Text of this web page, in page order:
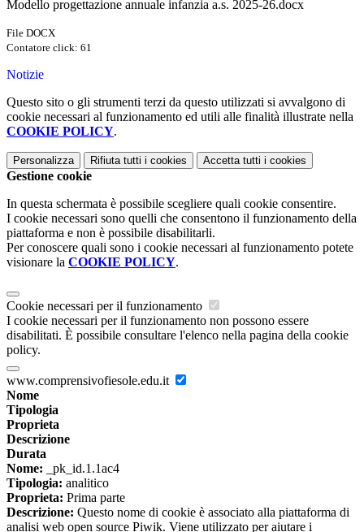
Modello progettazione annuale infanzia a.s. 2025-26.docx
File DOCX
Contatore click: 61
Notizie
Questo sito o gli strumenti terzi da questo utilizzati si avvalgono di
cookie necessari al funzionamento ed utili alle finalità illustrate nella
COOKIE POLICY.
Personalizza Rifiuta tutti i cookies Accetta tutti i cookies
Gestione cookie
In questa schermata è possibile scegliere quali cookie consentire.
I cookie necessari sono quelli che consentono il funzionamento della
piattaforma e non è possibile disabilitarli.
Per conoscere quali sono i cookie necessari al funzionamento potete
visionare la COOKIE POLICY.
Cookie necessari per il funzionamento
I cookie necessari per il funzionamento non possono essere
disabilitati. È possibile consultare l'elenco nella pagina della cookie
policy.
www.comprensivofiesole.edu.it
Nome
Tipologia
Proprieta
Descrizione
Durata
Nome: _pk_id.1.1ac4
Tipologia: analitico
Proprieta: Prima parte
Descrizione: Questo nome di cookie è associato alla piattaforma di
analisi web open source Piwik. Viene utilizzato per aiutare i